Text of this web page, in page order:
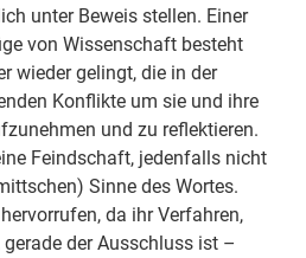
unter Beweis stellen. Einer
von Wissenschaft besteht
wieder gelingt, die in der
Konflikte um sie und ihre
und zu reflektieren.
Feindschaft, jedenfalls nicht
Sinne des Wortes.
da ihr Verfahren,
der Ausschluss ist –